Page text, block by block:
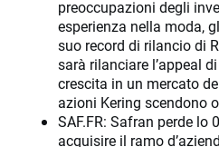
preoccupazioni degli
esperienza nella moda,
suo record di rilancio di
sarà rilanciare l’appeal
crescita in un mercato
azioni Kering scendono
SAF.FR: Safran perde lo
acquisire il ramo